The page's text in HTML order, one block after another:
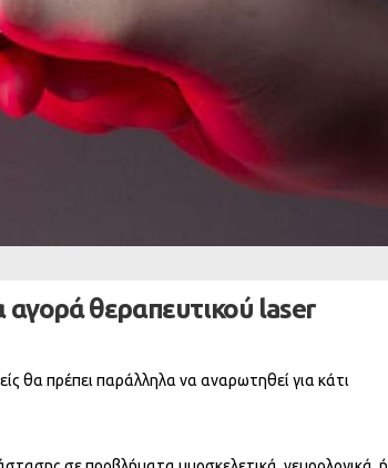
αγορά θεραπευτικού laser
θα πρέπει παράλληλα να αναρωτηθεί για κάτι